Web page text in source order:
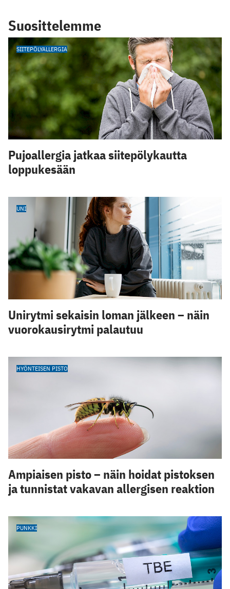
Suosittelemme
SIITEPÖLYALLERGIA
Pujoallergia jatkaa siitepölykautta
loppukesään
UNI
Unirytmi sekaisin loman jälkeen – näin
vuorokausirytmi palautuu
HYÖNTEISEN PISTO
Ampiaisen pisto – näin hoidat pistoksen
ja tunnistat vakavan allergisen reaktion
PUNKKI